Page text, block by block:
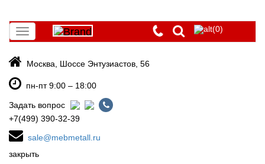
Toggle
navigation
(0)
Москва, Шоссе Энтузиастов, 56
пн-пт 9:00 – 18:00
Задать вопрос
+7(499) 390-32-39
sale@mebmetall.ru
закрыть